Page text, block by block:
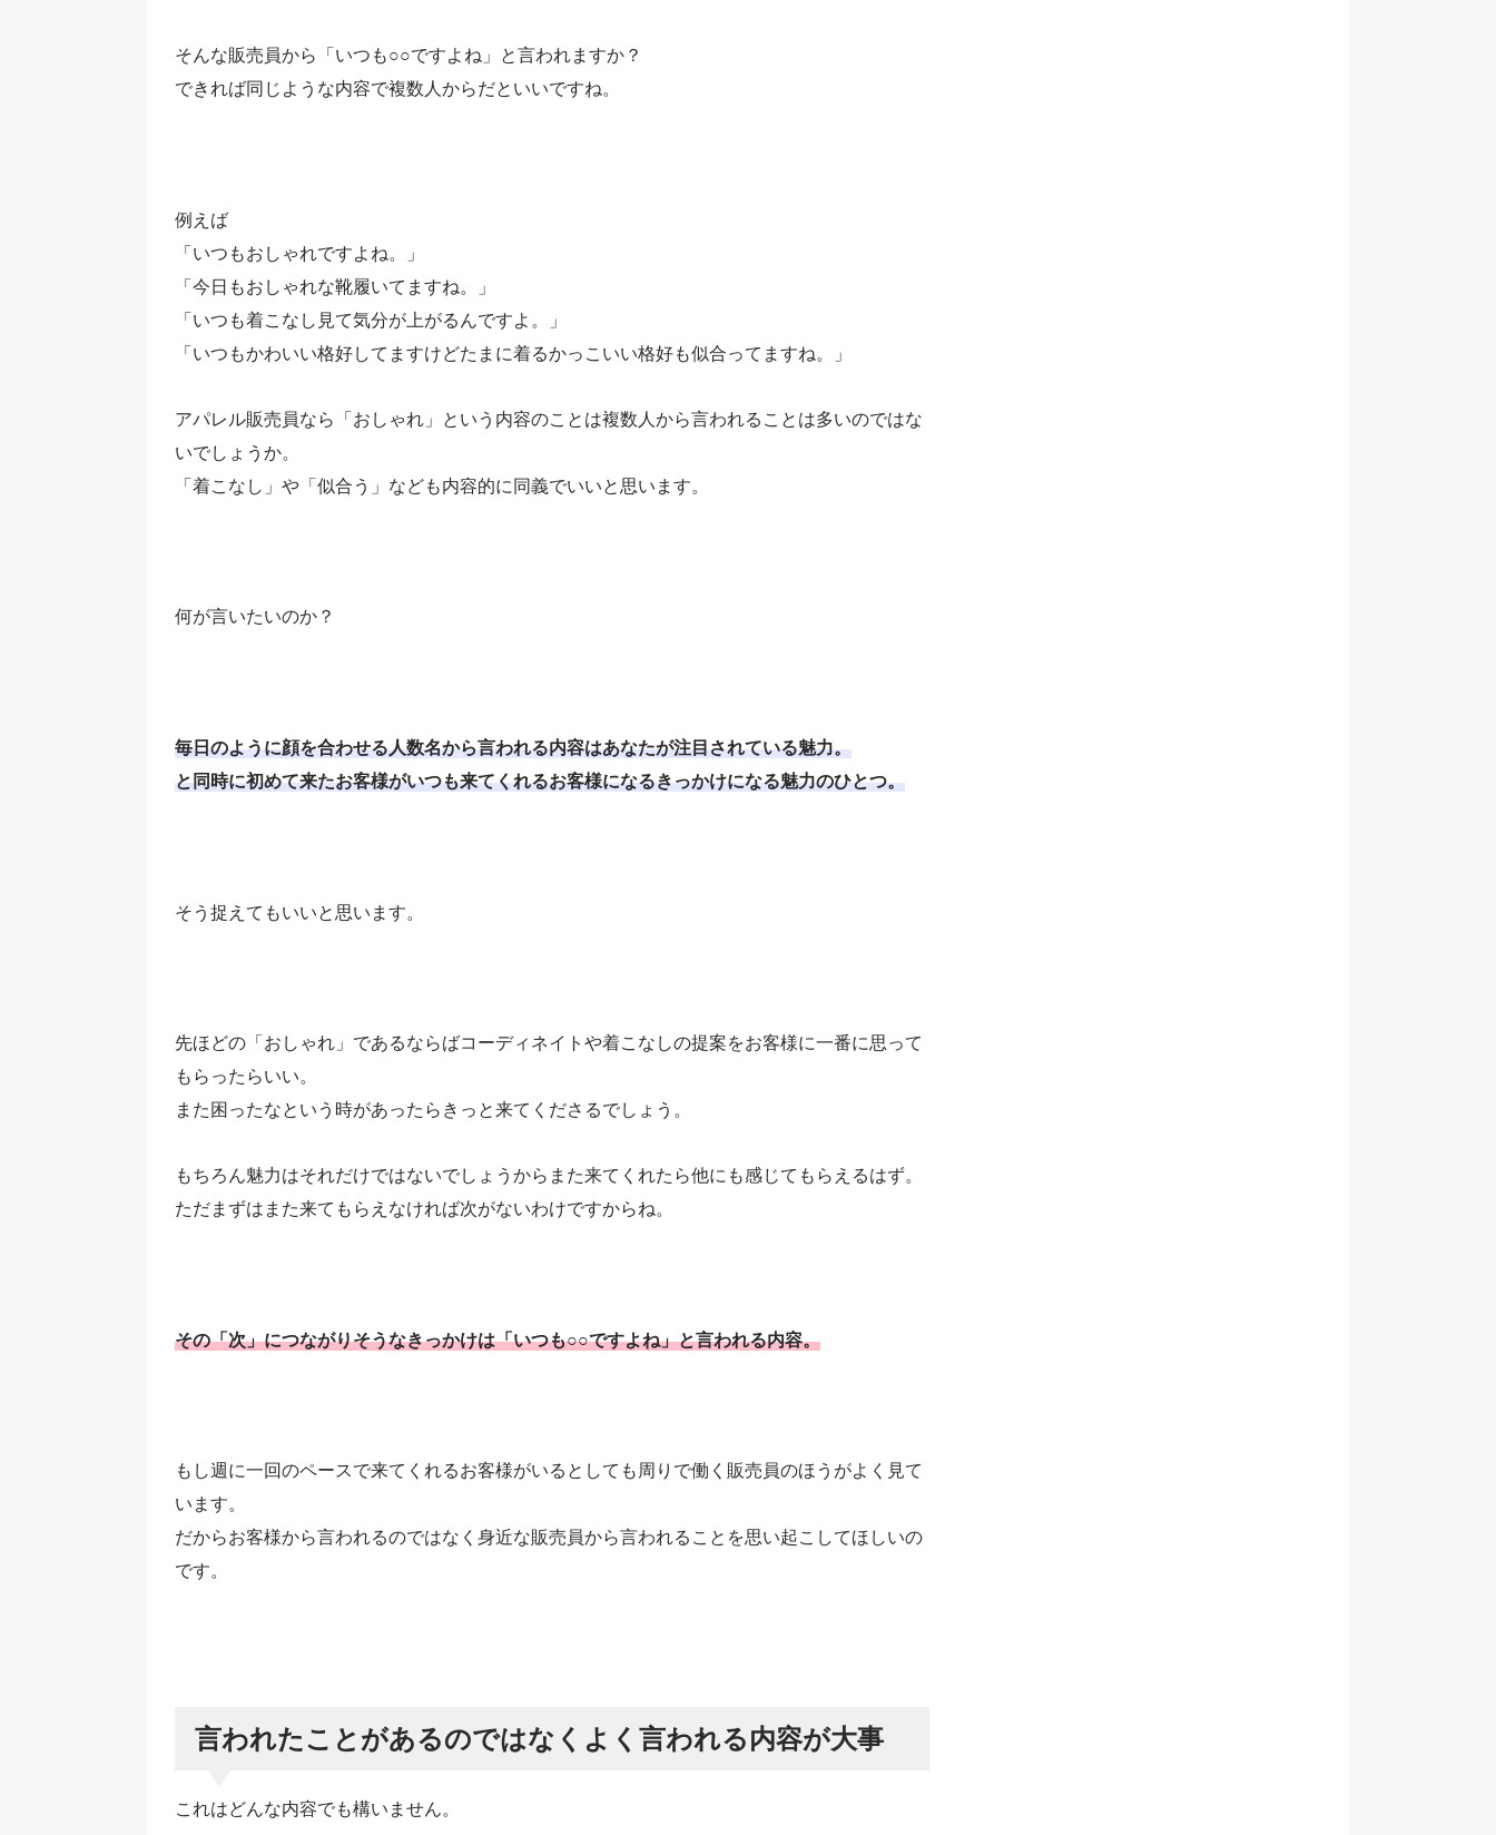
そんな販売員から「いつも○○ですよね」と言われますか？
できれば同じような内容で複数人からだといいですね。
例えば
「いつもおしゃれですよね。」
「今日もおしゃれな靴履いてますね。」
「いつも着こなし見て気分が上がるんですよ。」
「いつもかわいい格好してますけどたまに着るかっこいい格好も似合ってますね。」
アパレル販売員なら「おしゃれ」という内容のことは複数人から言われることは多いのではな
いでしょうか。
「着こなし」や「似合う」なども内容的に同義でいいと思います。
何が言いたいのか？
毎日のように顔を合わせる人数名から言われる内容はあなたが注目されている魅力。
と同時に初めて来たお客様がいつも来てくれるお客様になるきっかけになる魅力のひとつ。
そう捉えてもいいと思います。
先ほどの「おしゃれ」であるならばコーディネイトや着こなしの提案をお客様に一番に思って
もらったらいい。
また困ったなという時があったらきっと来てくださるでしょう。
もちろん魅力はそれだけではないでしょうからまた来てくれたら他にも感じてもらえるはず。
ただまずはまた来てもらえなければ次がないわけですからね。
その「次」につながりそうなきっかけは「いつも○○ですよね」と言われる内容。
もし週に一回のペースで来てくれるお客様がいるとしても周りで働く販売員のほうがよく見て
います。
だからお客様から言われるのではなく身近な販売員から言われることを思い起こしてほしいの
です。
言われたことがあるのではなくよく言われる内容が大事
これはどんな内容でも構いません。